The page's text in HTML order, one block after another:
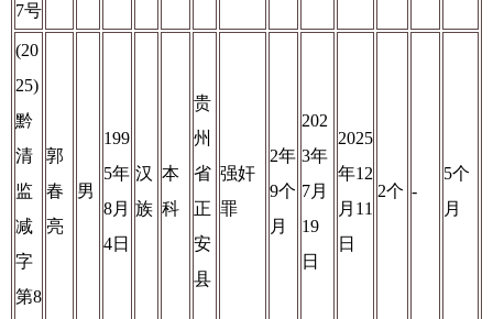
7号
(20
25)
黔
清
监
减
字
第8
郭
春
亮
男
199
5年
8月
4日
汉
族
本
科
贵
州
省
正
安
县
强奸
罪
2年
9个
月
202
3年
7月
19
日
2025
年12
月11
日
2个 -
5个
月